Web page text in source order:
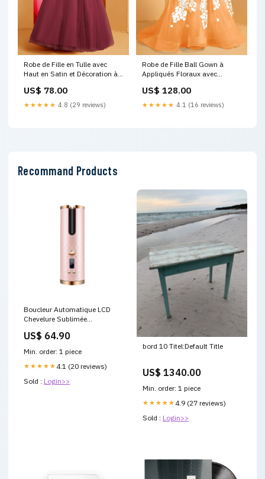
Robe de Fille en Tulle avec
Haut en Satin et Décoration à
Rose K-Homecoming
US$ 78.00
★★★★★ 4.8 (29 reviews)
Robe de Fille Ball Gown à
Appliqués Floraux avec
Orange Martina
US$ 128.00
★★★★★ 4.1 (16 reviews)
Recommand Products
Boucleur Automatique LCD
Chevelure Sublimée
US$ 64.90
Min. order: 1 piece
★★★★★ 4.1 (20 reviews)
Sold : Login>>
bord 10 Titel:Default Title
US$ 1340.00
Min. order: 1 piece
★★★★★ 4.9 (27 reviews)
Sold : Login>>